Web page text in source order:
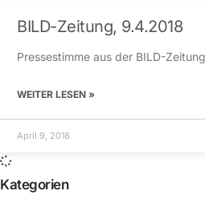
BILD-Zeitung, 9.4.2018
Pressestimme aus der BILD-
WEITER LESEN »
April 9, 2018
Kategorien